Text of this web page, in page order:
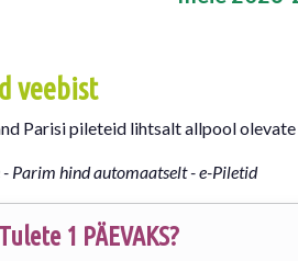
veebist
Parisi pileteid lihtsalt allpool
Parim hind automaatselt - e-Piletid
Tulete 1 PÄEVAKS?